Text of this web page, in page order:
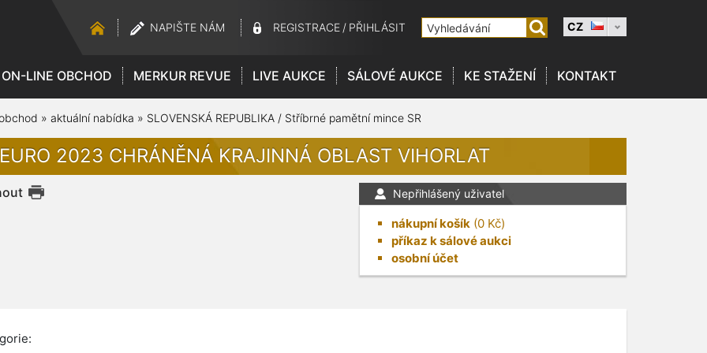
NAPIŠTE NÁM REGISTRACE / PŘIHLÁSIT CZ
ON-LINE OBCHOD MERKUR REVUE LIVE AUKCE SÁLOVÉ AUKCE KE STAŽENÍ KONTAKT
» aktuální nabídka » SLOVENSKÁ REPUBLIKA / Stříbrné pamětní mince SR
2023 CHRÁNĚNÁ KRAJINNÁ OBLAST VIHORLAT
Nepřihlášený uživatel
nákupní košík (0 Kč)
příkaz k sálové aukci
osobní účet